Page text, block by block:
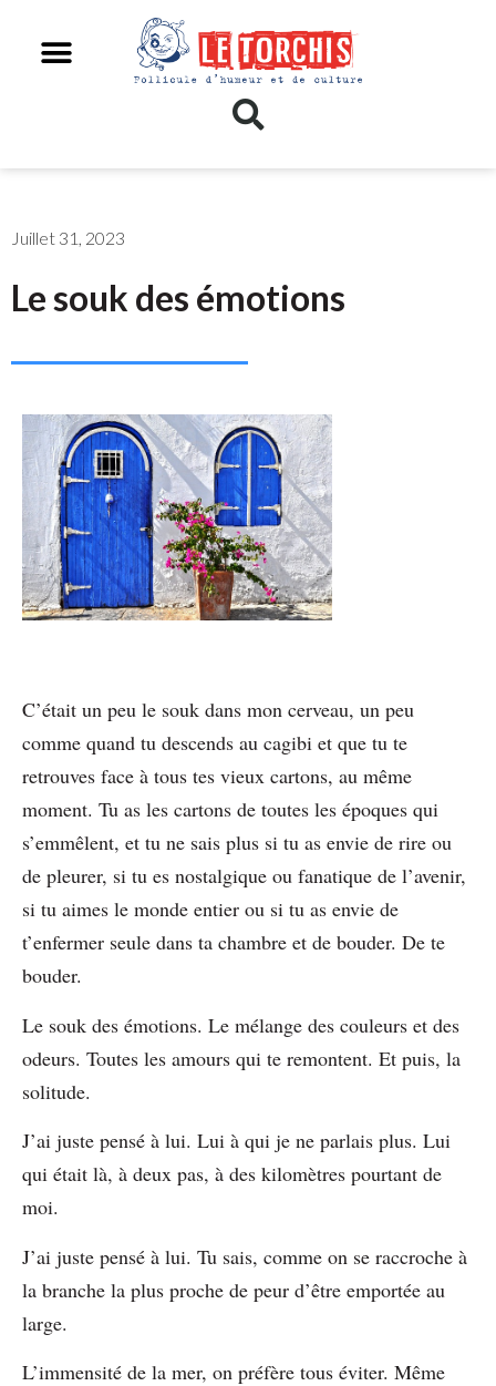
Juillet 31, 2023
Le souk des émotions
C’était un peu le souk dans mon cerveau, un peu
comme quand tu descends au cagibi et que tu te
retrouves face à tous tes vieux cartons, au même
moment. Tu as les cartons de toutes les époques qui
s’emmêlent, et tu ne sais plus si tu as envie de rire ou
de pleurer, si tu es nostalgique ou fanatique de l’avenir,
si tu aimes le monde entier ou si tu as envie de
t’enfermer seule dans ta chambre et de bouder. De te
bouder.
Le souk des émotions. Le mélange des couleurs et des
odeurs. Toutes les amours qui te remontent. Et puis, la
solitude.
J’ai juste pensé à lui. Lui à qui je ne parlais plus. Lui
qui était là, à deux pas, à des kilomètres pourtant de
moi.
J’ai juste pensé à lui. Tu sais, comme on se raccroche à
la branche la plus proche de peur d’être emportée au
large.
L’immensité de la mer, on préfère tous éviter. Même